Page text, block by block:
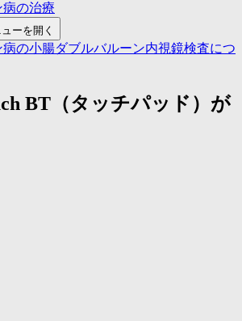
病の治療
ーを開く
病の小腸ダブルバルーン内視鏡検査につ
BT（タッチパッド）が